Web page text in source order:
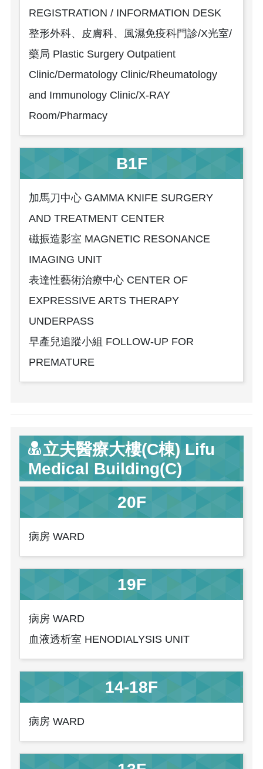
REGISTRATION / INFORMATION DESK
整形外科、皮膚科、風濕免疫科門診/X光室/
藥局 Plastic Surgery Outpatient
Clinic/Dermatology Clinic/Rheumatology
and Immunology Clinic/X-RAY
Room/Pharmacy
B1F
加馬刀中心 GAMMA KNIFE SURGERY
AND TREATMENT CENTER
磁振造影室 MAGNETIC RESONANCE
IMAGING UNIT
表達性藝術治療中心 CENTER OF
EXPRESSIVE ARTS THERAPY
UNDERPASS
早產兒追蹤小組 FOLLOW-UP FOR
PREMATURE
立夫醫療大樓(C棟) Lifu
Medical Building(C)
20F
病房 WARD
19F
病房 WARD
血液透析室 HENODIALYSIS UNIT
14-18F
病房 WARD